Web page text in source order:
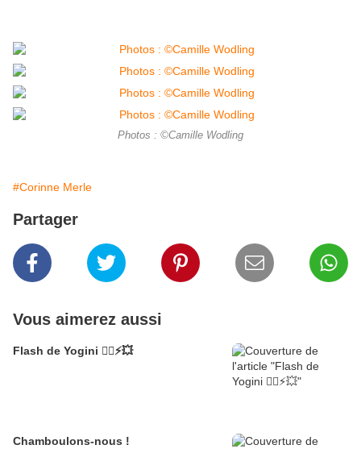
Photos : ©Camille Wodling
#Corinne Merle
Partager
Vous aimerez aussi
Flash de Yogini 🧘‍♀️⚡💥
Chamboulons-nous !